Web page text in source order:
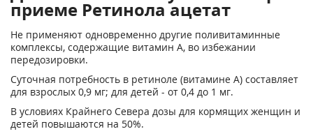
приеме Ретинола ацетат
Не применяют одновременно другие поливитаминные
комплексы, содержащие витамин А, во избежании
передозировки.
Суточная потребность в ретиноле (витамине А) составляет
для взрослых 0,9 мг; для детей - от 0,4 до 1 мг.
В условиях Крайнего Севера дозы для кормящих женщин и
детей повышаются на 50%.